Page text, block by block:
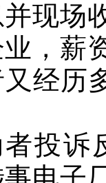
并现场
，薪
经历
投诉